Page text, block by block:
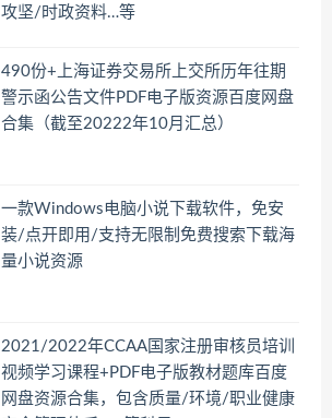
攻坚/时政资料…等
490份+上海证券交易所上交所历年往期
警示函公告文件PDF电子版资源百度网盘
合集（截至20222年10月汇总）
一款Windows电脑小说下载软件，免安
装/点开即用/支持无限制免费搜索下载海
量小说资源
2021/2022年CCAA国家注册审核员培训
视频学习课程+PDF电子版教材题库百度
网盘资源合集，包含质量/环境/职业健康